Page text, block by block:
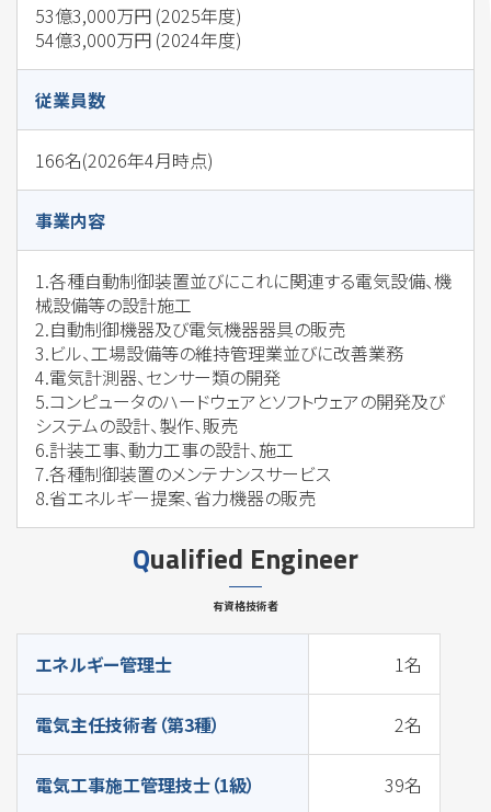
53億3,000万円 (2025年度)
54億3,000万円 (2024年度)
従業員数
166名(2026年4月時点)
事業内容
1.各種自動制御装置並びにこれに関連する電気設備、機
械設備等の設計施工
2.自動制御機器及び電気機器器具の販売
3.ビル、工場設備等の維持管理業並びに改善業務
4.電気計測器、センサー類の開発
5.コンピュータのハードウェアとソフトウェアの開発及び
システムの設計、製作、販売
6.計装工事、動力工事の設計、施工
7.各種制御装置のメンテナンスサービス
8.省エネルギー提案、省力機器の販売
Qualified Engineer
有資格技術者
エネルギー管理士 1名
電気主任技術者（第3種） 2名
電気工事施工管理技士（1級） 39名